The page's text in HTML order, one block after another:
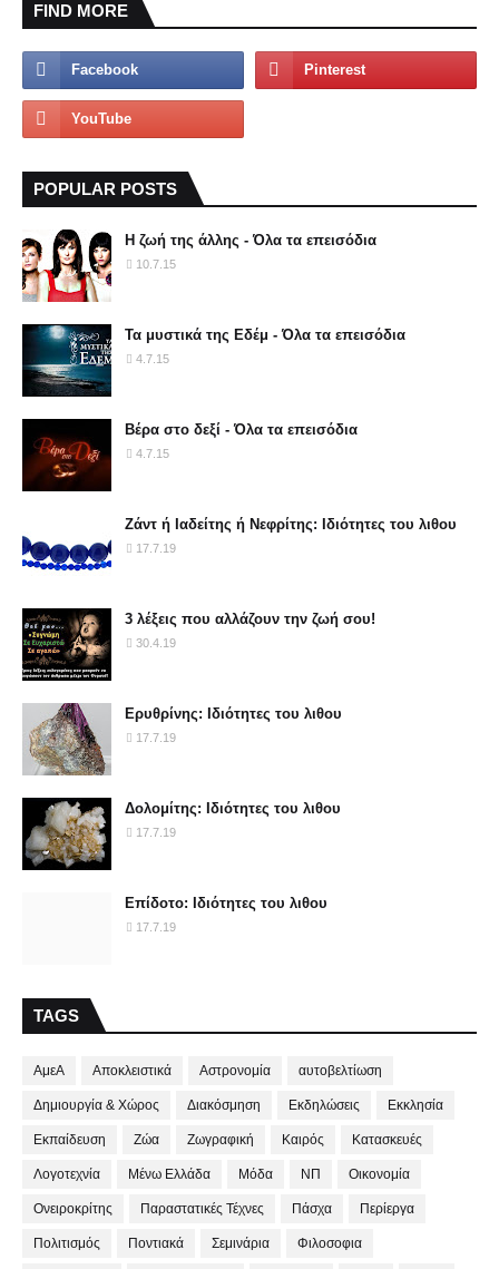
FIND MORE
POPULAR POSTS
Η ζωή της άλλης - Όλα τα επεισόδια
10.7.15
Τα μυστικά της Εδέμ - Όλα τα επεισόδια
4.7.15
Βέρα στο δεξί - Όλα τα επεισόδια
4.7.15
Ζάντ ή Ιαδείτης ή Νεφρίτης: Ιδιότητες του λιθου
17.7.19
3 λέξεις που αλλάζουν την ζωή σου!
30.4.19
Ερυθρίνης: Ιδιότητες του λιθου
17.7.19
Δολομίτης: Ιδιότητες του λιθου
17.7.19
Επίδοτο: Ιδιότητες του λιθου
17.7.19
TAGS
ΑμεΑ Αποκλειστικά Αστρονομία αυτοβελτίωση
Δημιουργία & Χώρος Διακόσμηση Εκδηλώσεις Εκκλησία
Εκπαίδευση Ζώα Ζωγραφική Καιρός Κατασκευές
Λογοτεχνία Μένω Ελλάδα Μόδα ΝΠ Οικονομία
Ονειροκρίτης Παραστατικές Τέχνες Πάσχα Περίεργα
Πολιτισμός Ποντιακά Σεμινάρια Φιλοσοφια